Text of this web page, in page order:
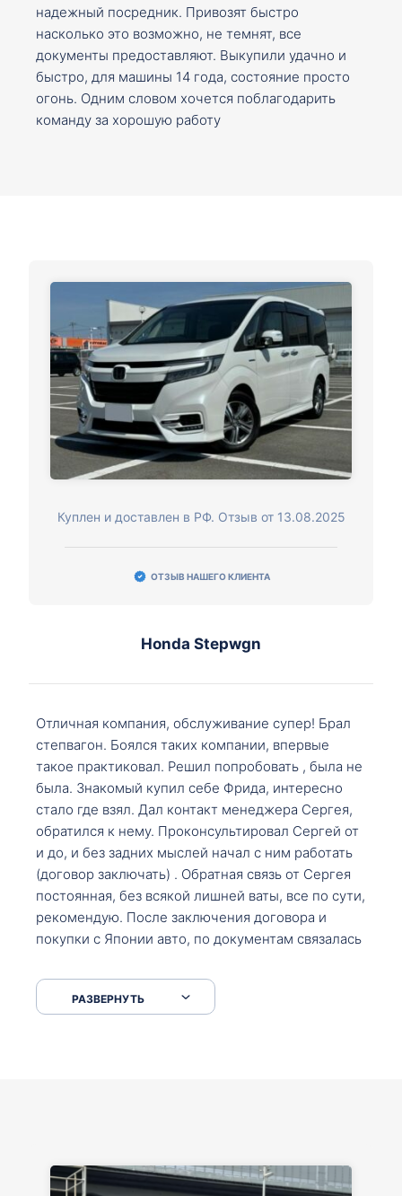
надежный посредник. Привозят быстро
насколько это возможно, не темнят, все
документы предоставляют. Выкупили удачно и
быстро, для машины 14 года, состояние просто
огонь. Одним словом хочется поблагодарить
команду за хорошую работу
Куплен и доставлен в РФ. Отзыв от 13.08.2025
ОТЗЫВ НАШЕГО КЛИЕНТА
Honda Stepwgn
Отличная компания, обслуживание супер! Брал
степвагон. Боялся таких компании, впервые
такое практиковал. Решил попробовать , была не
была. Знакомый купил себе Фрида, интересно
стало где взял. Дал контакт менеджера Сергея,
обратился к нему. Проконсультировал Сергей от
и до, и без задних мыслей начал с ним работать
(договор заключать) . Обратная связь от Сергея
постоянная, без всякой лишней ваты, все по сути,
рекомендую. После заключения договора и
покупки с Японии авто, по документам связалась
что заполнить, куда зайти, образцы и т.д. После
приехал за авто. Меня тепло встретили Сергей с
РАЗВЕРНУТЬ